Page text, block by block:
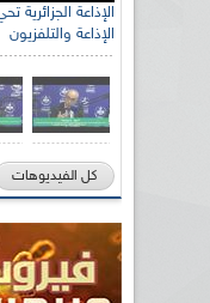
الإذاعة والتلفزيون
كل الفيديوهات